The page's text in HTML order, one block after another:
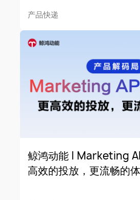
产品快递
鲸鸿动能 | Marketing
高效的投放，更流畅的